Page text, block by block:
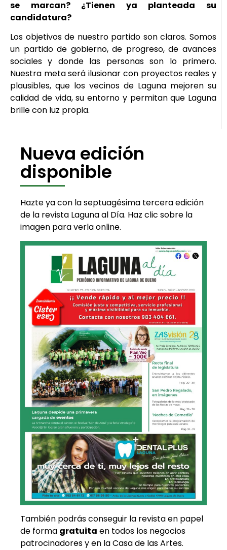
se marcan? ¿Tienen ya planteada su
candidatura?
Los objetivos de nuestro partido son claros. Somos
un partido de gobierno, de progreso, de avances
sociales y donde las personas son lo primero.
Nuestra meta será ilusionar con proyectos reales y
plausibles, que los vecinos de Laguna mejoren su
calidad de vida, su entorno y permitan que Laguna
brille con luz propia.
Nueva edición
disponible
Hazte ya con la septuagésima tercera edición
de la revista Laguna al Día. Haz clic sobre la
imagen para verla online.
También podrás conseguir la revista en papel
de forma gratuita en todos los negocios
patrocinadores y en la Casa de las Artes.